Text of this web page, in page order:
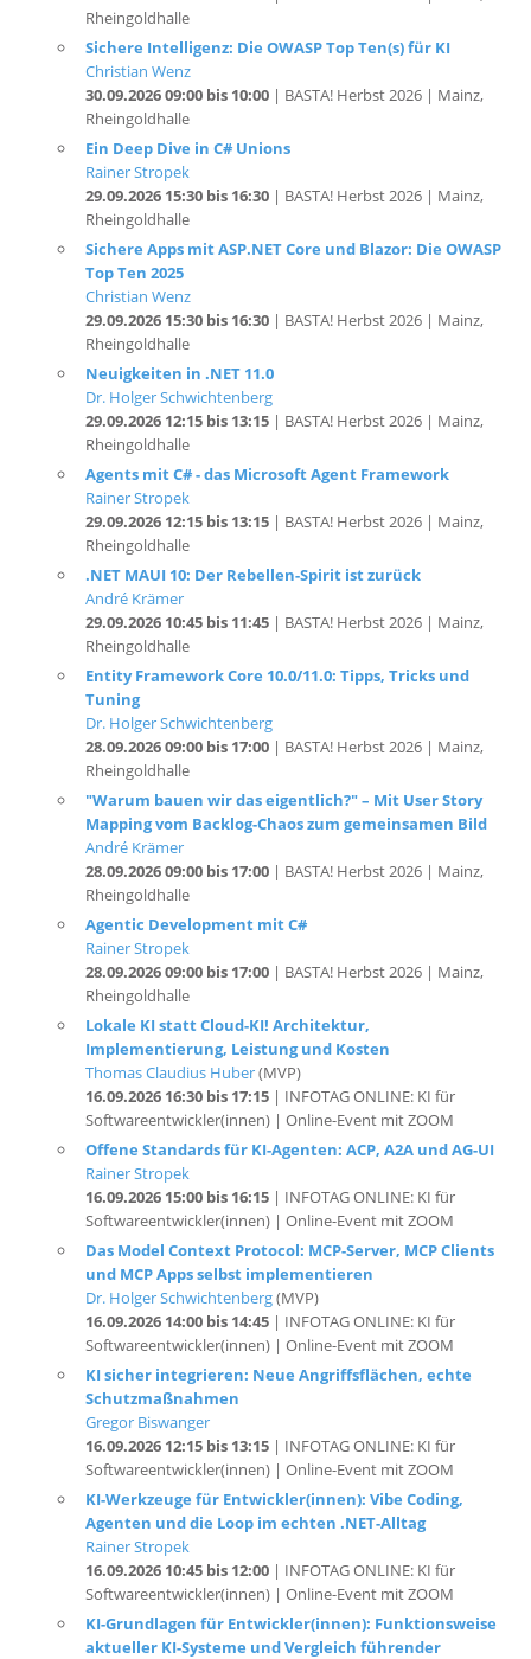
Christian Wenz
30.09.2026 09:00 bis 10:00| BASTA! Herbst 2026 | Mainz,
Rheingoldhalle
Ein Deep Dive in C# Unions
Rainer Stropek
29.09.2026 15:30 bis 16:30| BASTA! Herbst 2026 | Mainz,
Rheingoldhalle
Sichere Apps mit ASP.NET Core und Blazor: Die OWASP
Top Ten 2025
Christian Wenz
29.09.2026 15:30 bis 16:30
Rheingoldhalle
Neuigkeiten in .NET 11.0
Dr. Holger Schwichtenberg
29.09.2026 12:15 bis 13:15| BASTA! Herbst 2026 | Mainz,
Rheingoldhalle
Agents mit C# - das Microsoft Agent Framework
Rainer Stropek
29.09.2026 12:15 bis 13:15| BASTA! Herbst 2026 | Mainz,
Rheingoldhalle
.NET MAUI 10: Der Rebellen-Spirit ist zurück
André Krämer
29.09.2026 10:45 bis 11:45| BASTA! Herbst 2026 | Mainz,
Rheingoldhalle
Entity Framework Core 10.0/11.0: Tipps, Tricks und
Tuning
Dr. Holger Schwichtenberg
28.09.2026 09:00 bis 17:00
Rheingoldhalle
"Warum bauen wir das eigentlich?" – Mit User Story
Mapping vom Backlog-Chaos zum gemeinsamen Bild
André Krämer
28.09.2026 09:00 bis 17:00| BASTA! Herbst 2026 | Mainz,
Rheingoldhalle
Agentic Development mit C#
Rainer Stropek
28.09.2026 09:00 bis 17:00| BASTA! Herbst 2026 | Mainz,
Rheingoldhalle
Lokale KI statt Cloud-KI! Architektur,
Implementierung, Leistung und Kosten
Thomas Claudius Huber(MVP)
16.09.2026 16:30 bis 17:15| INFOTAG ONLINE: KI für
Softwareentwickler(innen) | Online-Event mit ZOOM
Offene Standards für KI-Agenten: ACP, A2A und AG-UI
Rainer Stropek
16.09.2026 15:00 bis 16:15| INFOTAG ONLINE: KI für
Softwareentwickler(innen) | Online-Event mit ZOOM
Das Model Context Protocol: MCP-Server, MCP Clients
und MCP Apps selbst implementieren
Dr. Holger Schwichtenberg(MVP)
16.09.2026 14:00 bis 14:45| INFOTAG ONLINE: KI für
Softwareentwickler(innen) | Online-Event mit ZOOM
KI sicher integrieren: Neue Angriffsflächen, echte
Schutzmaßnahmen
Gregor Biswanger
16.09.2026 12:15 bis 13:15
Softwareentwickler(innen) | Online-Event mit ZOOM
KI-Werkzeuge für Entwickler(innen): Vibe Coding,
Agenten und die Loop im echten .NET-Alltag
Rainer Stropek
16.09.2026 10:45 bis 12:00| INFOTAG ONLINE: KI für
Softwareentwickler(innen) | Online-Event mit ZOOM
KI-Grundlagen für Entwickler(innen): Funktionsweise
aktueller KI-Systeme und Vergleich führender
Sprachmodelle (Leistung, Kosten, Risiken)
Prof. Dr. Robin Nunkesser